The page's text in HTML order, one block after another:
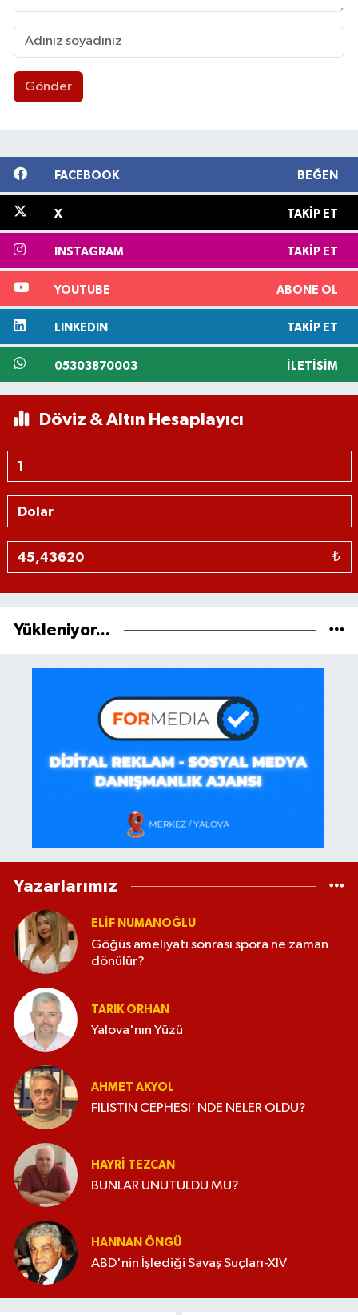
Gönder
FACEBOOK BEĞEN
X TAKIP ET
INSTAGRAM TAKIP ET
YOUTUBE ABONE OL
LINKEDIN TAKIP ET
05303870003 İLETIŞIM
Döviz & Altın Hesaplayıcı
₺
Yükleniyor...
Yazarlarımız
ELİF NUMANOĞLU
Göğüs ameliyatı sonrası spora ne zaman
dönülür?
TARIK ORHAN
Yalova'nın Yüzü
AHMET AKYOL
FİLİSTİN CEPHESİ’ NDE NELER OLDU?
HAYRI TEZCAN
BUNLAR UNUTULDU MU?
HANNAN ÖNGÜ
ABD'nin İşlediği Savaş Suçları-XIV